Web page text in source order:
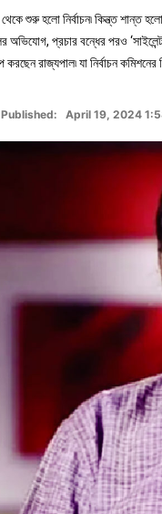
শুরু হলো নির্বাচন৷ কিন্ত্ত শান্ত
প্রচার বন্ধের পরও ‘সাইলেন্ট
রাজ্যপাল৷ যা নির্বাচন কমিশনের
Published: April 19, 2024